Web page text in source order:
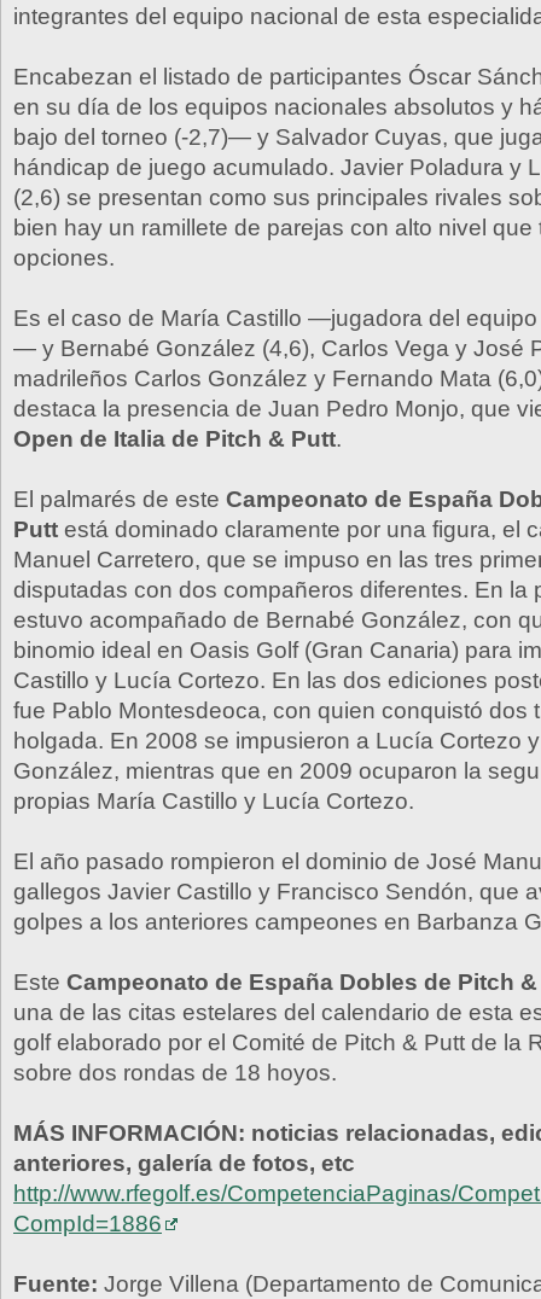
integrantes del equipo nacional de esta
Encabezan el listado de participantes Óscar
en su día de los equipos nacionales absolutos y
bajo del torneo (-2,7)— y Salvador Cuyas, que
hándicap de juego acumulado. Javier Poladura y
(2,6) se presentan como sus principales rivales
bien hay un ramillete de parejas con alto nivel que
opciones.
Es el caso de María Castillo —jugadora del
— y Bernabé González (4,6), Carlos Vega y José
madrileños Carlos González y Fernando Mata
destaca la presencia de Juan Pedro Monjo, que
Open de Italia de Pitch & Putt.
El palmarés de este Campeonato de España
Putt está dominado claramente por una figura, el
Manuel Carretero, que se impuso en las tres
disputadas con dos compañeros diferentes. En la
estuvo acompañado de Bernabé González, con
binomio ideal en Oasis Golf (Gran Canaria) para
Castillo y Lucía Cortezo. En las dos ediciones
fue Pablo Montesdeoca, con quien conquistó dos
holgada. En 2008 se impusieron a Lucía Cortezo
González, mientras que en 2009 ocuparon la
propias María Castillo y Lucía Cortezo.
El año pasado rompieron el dominio de José
gallegos Javier Castillo y Francisco Sendón, que
golpes a los anteriores campeones en Barbanza
Este Campeonato de España Dobles de Pitch
una de las citas estelares del calendario de esta
golf elaborado por el Comité de Pitch & Putt de la
sobre dos rondas de 18 hoyos.
MÁS INFORMACIÓN: noticias relacionadas,
anteriores, galería de fotos, etc
http://www.rfegolf.es/CompetenciaPaginas/
CompId=1886
Fuente: Jorge Villena (Departamento de